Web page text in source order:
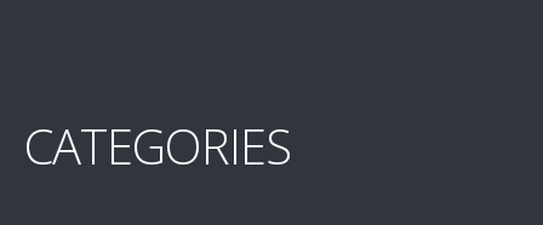
CATEGORIES